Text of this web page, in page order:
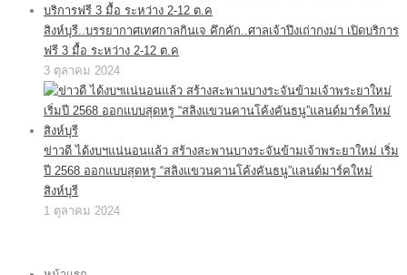
สิงห์บุรี..บรรยากาศเทศกาลกินเจ คึกคัก..ศาลเจ้าปึงเถ่ากงม่า เปิดบริการ
ฟรี 3 มื้อ ระหว่าง 2-12 ต.ค
3 ตุลาคม 2024
ข่าวดี ได้งบฯแน่นอนแล้ว สร้างสะพานบางระจันข้ามเจ้าพระยาใหม่ เริ่ม
ปี 2568 ออกแบบสุดหรู “สลิงแขวนคานโค้งคันธนู”แลนด์มาร์คใหม่
สิงห์บุรี
1 ตุลาคม 2024